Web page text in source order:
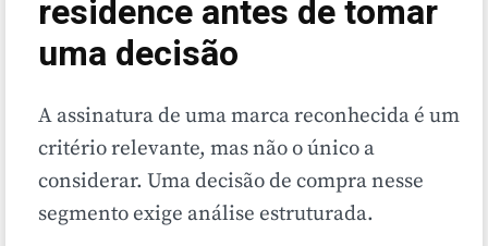
residence antes de tomar
uma decisão
A assinatura de uma marca reconhecida é um
critério relevante, mas não o único a
considerar. Uma decisão de compra nesse
segmento exige análise estruturada.